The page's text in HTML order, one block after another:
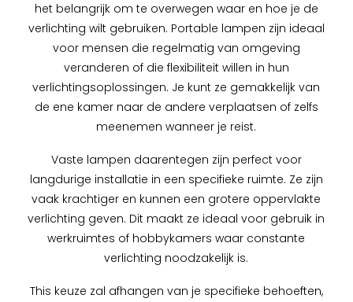
het belangrijk om te overwegen waar en hoe je de
verlichting wilt gebruiken. Portable lampen zijn ideaal
voor mensen die regelmatig van omgeving
veranderen of die flexibiliteit willen in hun
verlichtingsoplossingen. Je kunt ze gemakkelijk van
de ene kamer naar de andere verplaatsen of zelfs
meenemen wanneer je reist.
Vaste lampen daarentegen zijn perfect voor
langdurige installatie in een specifieke ruimte. Ze zijn
vaak krachtiger en kunnen een grotere oppervlakte
verlichting geven. Dit maakt ze ideaal voor gebruik in
werkruimtes of hobbykamers waar constante
verlichting noodzakelijk is.
This keuze zal afhangen van je specifieke behoeften,